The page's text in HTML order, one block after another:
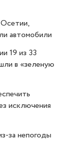
автомобили
19 из 33
в «зеленую
исключения
за непогоды